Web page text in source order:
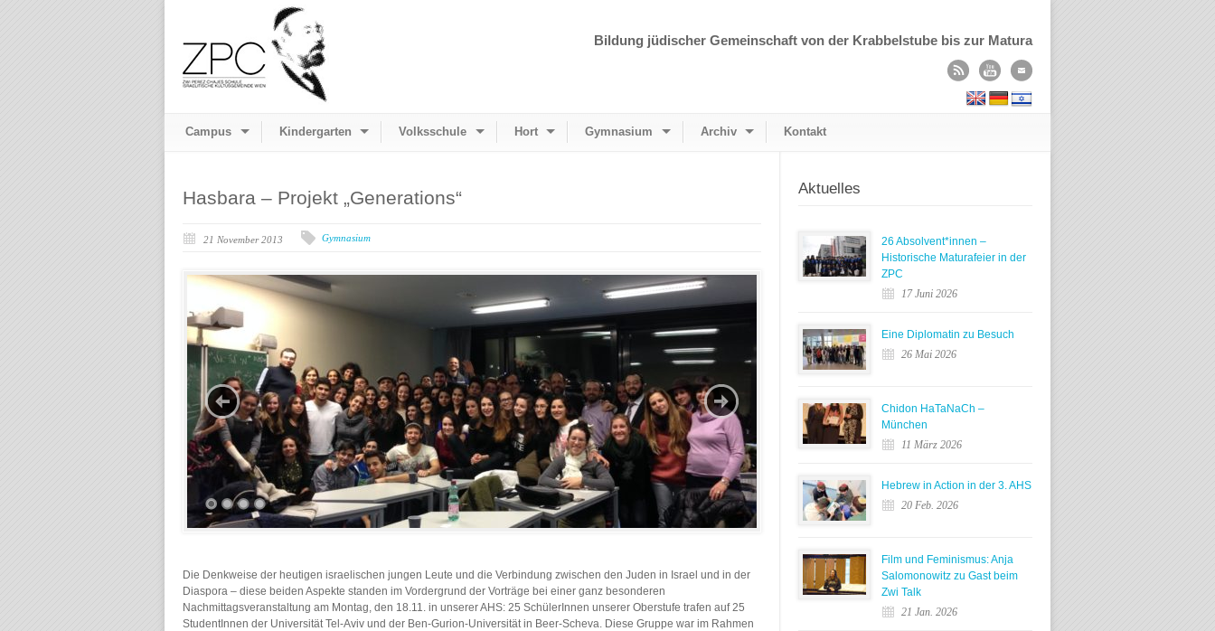
Bildung jüdischer Gemeinschaft von der Krabbelstube bis zur Matura
Campus Kindergarten Volksschule Hort Gymnasium Archiv Kontakt
Hasbara – Projekt „Generations“
21 November 2013 Gymnasium
Die Denkweise der heutigen israelischen jungen Leute und die Verbindung zwischen den Juden in Israel und in der
Diaspora – diese beiden Aspekte standen im Vordergrund der Vorträge bei einer ganz besonderen
Nachmittagsveranstaltung am Montag, den 18.11. in unserer AHS: 25 SchülerInnen unserer Oberstufe trafen auf 25
StudentInnen der Universität Tel-Aviv und der Ben-Gurion-Universität in Beer-Scheva. Diese Gruppe war im Rahmen
Aktuelles
26 Absolvent*innen –
Historische Maturafeier in der
ZPC
17 Juni 2026
Eine Diplomatin zu Besuch
26 Mai 2026
Chidon HaTaNaCh –
München
11 März 2026
Hebrew in Action in der 3. AHS
20 Feb. 2026
Film und Feminismus: Anja
Salomonowitz zu Gast beim
Zwi Talk
21 Jan. 2026